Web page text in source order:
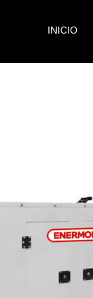
INICIO